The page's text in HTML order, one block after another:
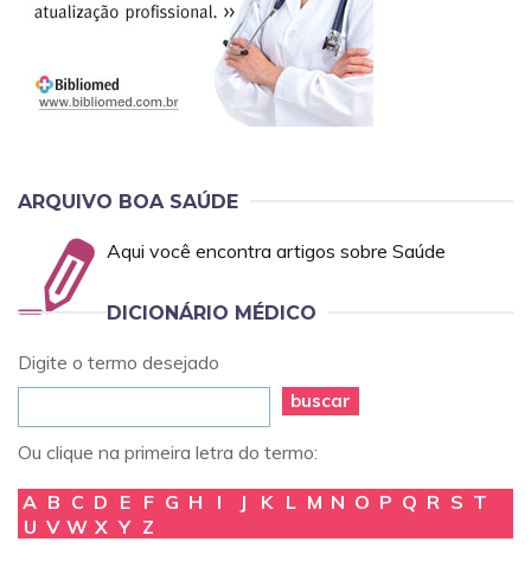
ARQUIVO BOA SAÚDE
Aqui você encontra artigos sobre Saúde
DICIONÁRIO MÉDICO
Digite o termo desejado
buscar
Ou clique na primeira letra do termo:
A B C D E F G H I J K L M N O P Q R S T
U V W X Y Z